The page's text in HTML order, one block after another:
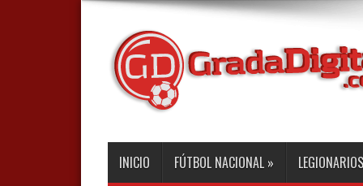
INICIO FÚTBOL NACIONAL » LEGIONARIOS